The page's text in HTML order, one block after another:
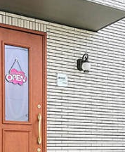
(1)
2020年8月(1)
2020年6月(4)
2020年5月(2)
2020年3月(1)
2020年2月(1)